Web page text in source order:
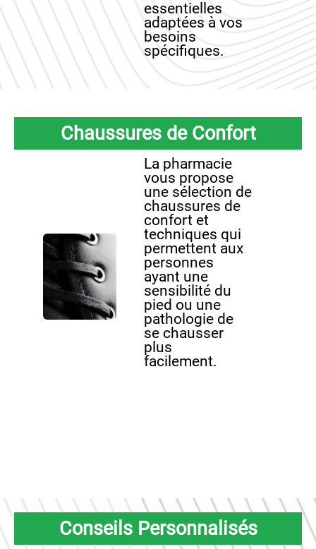
essentielles
adaptées à vos
besoins
spécifiques.
Chaussures de Confort
La pharmacie
vous propose
une sélection de
chaussures de
confort et
techniques qui
permettent aux
personnes
ayant une
sensibilité du
pied ou une
pathologie de
se chausser
plus
facilement.
Conseils Personnalisés